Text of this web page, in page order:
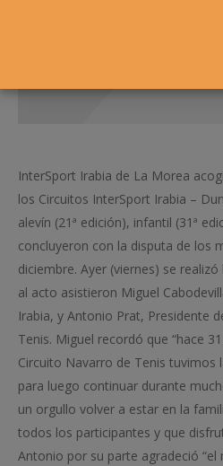
InterSport Irabia de La Morea
los Circuitos InterSport Irabia –
alevín (21ª edición), infantil (31ª
concluyeron con la disputa de los
diciembre. Ayer (viernes) se
al acto asistieron Miguel
Irabia, y Antonio Prat, Presidente
Tenis. Miguel recordó que “hace
Circuito Navarro de Tenis tuvimos
para luego continuar durante
un orgullo volver a estar en la
todos los participantes y que
Antonio por su parte agradeció